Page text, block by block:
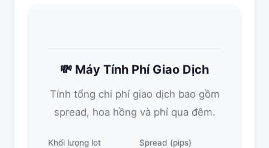
💸 Máy Tính Phí Giao Dịch
Tính tổng chi phí giao dịch bao gồm
spread, hoa hồng và phí qua đêm.
Khối lượng lot Spread (pips)